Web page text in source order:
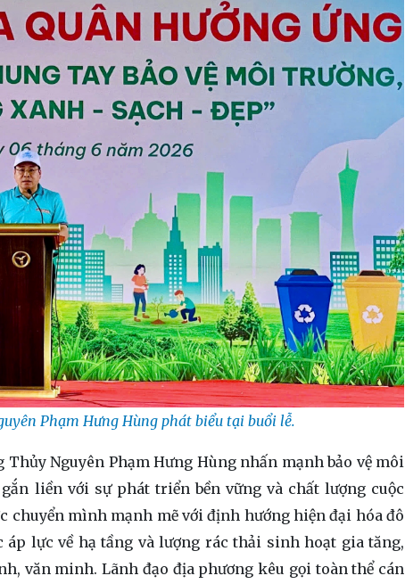
Phạm Hưng Hùng phát biểu tại buổi lễ.
Nguyên Phạm Hưng Hùng nhấn mạnh bảo vệ môi
liền với sự phát triển bền vững và chất lượng cuộc
chuyển mình mạnh mẽ với định hướng hiện đại hóa đô
lực về hạ tầng và lượng rác thải sinh hoạt gia tăng,
văn minh. Lãnh đạo địa phương kêu gọi toàn thể cán